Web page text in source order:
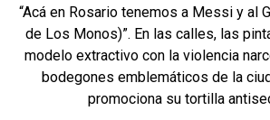
“Acá en Rosario tenemos a Messi y al
de Los Monos)”. En las calles, las
modelo extractivo con la violencia
bodegones emblemáticos de la
promociona su tortilla